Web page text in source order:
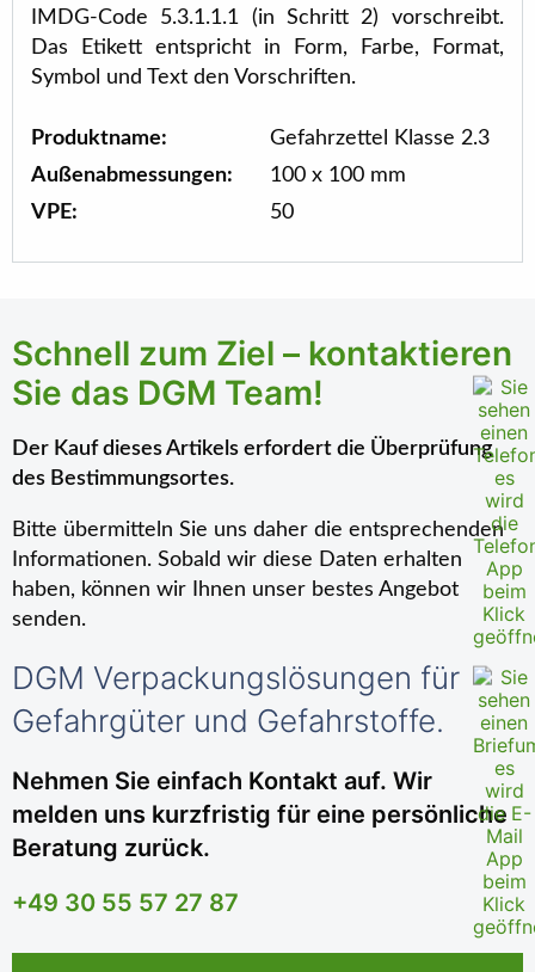
IMDG-Code 5.3.1.1.1 (in Schritt 2) vorschreibt.
Das Etikett entspricht in Form, Farbe, Format,
Symbol und Text den Vorschriften.
Produktname:
Gefahrzettel Klasse 2.3
Außenabmessungen:
100 x 100 mm
VPE:
50
Schnell zum Ziel – kontaktieren
Sie das DGM Team!
Der Kauf dieses Artikels erfordert die Überprüfung
des Bestimmungsortes.
Bitte übermitteln Sie uns daher die entsprechenden
Informationen. Sobald wir diese Daten erhalten
haben, können wir Ihnen unser bestes Angebot
senden.
DGM Verpackungslösungen für
Gefahrgüter und Gefahrstoffe.
Nehmen Sie einfach Kontakt auf. Wir
melden uns kurzfristig für eine persönliche
Beratung zurück.
+49 30 55 57 27 87